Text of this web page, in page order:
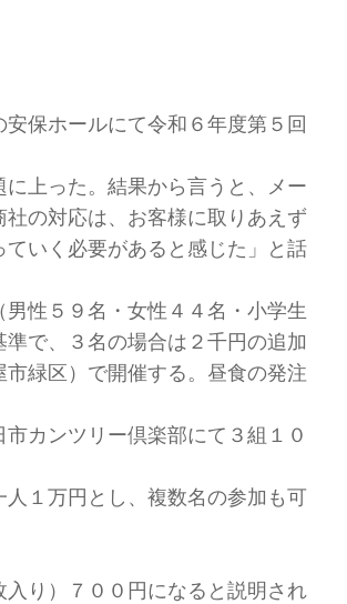
保ホールにて令和６年度第５回
上った。結果から言うと、メー
の対応は、お客様に取りあえず
いく必要があると感じた」と話
性５９名・女性４４名・小学生
で、３名の場合は２千円の追加
緑区）で開催する。昼食の発注
カンツリー倶楽部にて３組１０
１万円とし、複数名の参加も可
り）７００円になると説明され